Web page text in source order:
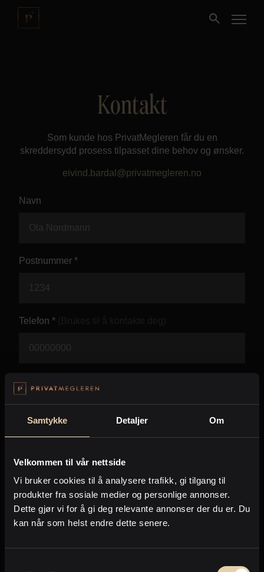
Samtykke Detaljer Om
Velkommen til vår nettside
Vi bruker cookies til å analysere trafikk, gi tilgang til
produkter fra sosiale medier og personlige annonser.
Dette gjør vi for å gi deg relevante annonser der du er. Du
kan når som helst endre dette senere.
Nybygg
Næring
Kontor og megler
Digital boligannonsering
Styling og klargjøring
Kjøpsmegling
Stillinger
Kontakt
Som kunde hos PrivatMegleren får du en
skreddersydd prosess tilpasset dine behov og ønsker.
eivind.bardal@privatmegleren.no
Navn
Postnummer *
Telefon *
E-post *
Beskjed *